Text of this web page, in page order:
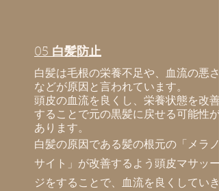
05 白髪防止
白髪は毛根の栄養不足や、血流の悪さ
などが原因と言われています。
頭皮の血流を良くし、栄養状態を改善
することで元の黒髪に戻せる可能性が
あります。
白髪の原因である髪の根元の「メラノ
サイト」が改善するよう頭皮マサッー
ジをすることで、血流を良くしていき